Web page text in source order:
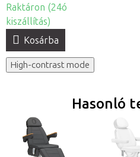
Raktáron (24ó
kiszállítás)
Kosárba
High-contrast mode
Hasonló